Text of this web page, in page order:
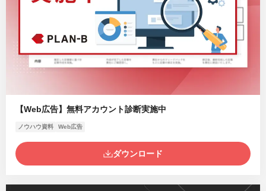
【Web広告】無料アカウント診断実施中
ノウハウ資料 Web広告
ダウンロード